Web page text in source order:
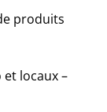
produits
locaux –